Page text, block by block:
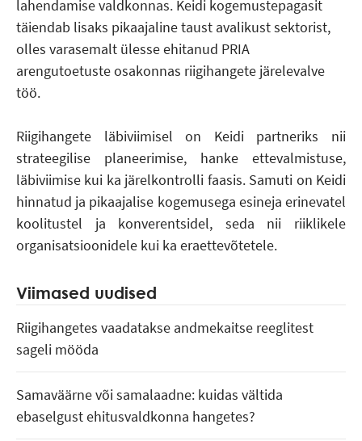
lahendamise valdkonnas. Keidi kogemustepagasit
täiendab lisaks pikaajaline taust avalikust sektorist,
olles varasemalt ülesse ehitanud PRIA
arengutoetuste osakonnas riigihangete järelevalve
töö.
Riigihangete läbiviimisel on Keidi partneriks nii
strateegilise planeerimise, hanke ettevalmistuse,
läbiviimise kui ka järelkontrolli faasis. Samuti on Keidi
hinnatud ja pikaajalise kogemusega esineja erinevatel
koolitustel ja konverentsidel, seda nii riiklikele
organisatsioonidele kui ka eraettevõtetele.
Viimased uudised
Riigihangetes vaadatakse andmekaitse reeglitest
sageli mööda
Samaväärne või samalaadne: kuidas vältida
ebaselgust ehitusvaldkonna hangetes?